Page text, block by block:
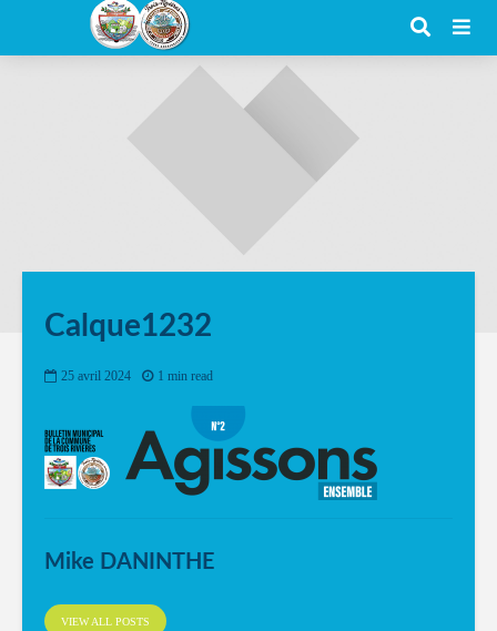
Calque1232
25 avril 2024 1 min read
Mike DANINTHE
VIEW ALL POSTS